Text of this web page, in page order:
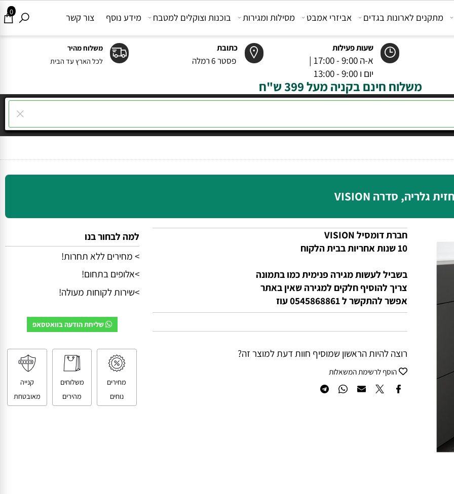
שעות פעילות
א-ה 9:00 - 17:00 |
יום ו 9:00 - 13:00
כתובת
פסטר 6 רמלה
משלוח מהיר
לכל הארץ עד הבית
0 לארונות בגדים אביזרי אמבט מסילות ומגירות בוכנות וצוקלים למטבח מידע נוסף צור קשר
משלוח חינם בקניה מעל 399 ש"ח
חברת דומסיל VISION
בשביל לעשות מגירה פנימית כמו בתמונה
צריך להוסיף חלקים למגירה שאין באתר
אפשר להתקשר ל 0545868861 עוז
רוצה להיות הראשון שמוסיף חוות דעת למוצר זה?
הוסף לרשימת המשאלות
למה לבחור בנו
>אלופים בתחום!
מחירים משלוחים קנייה